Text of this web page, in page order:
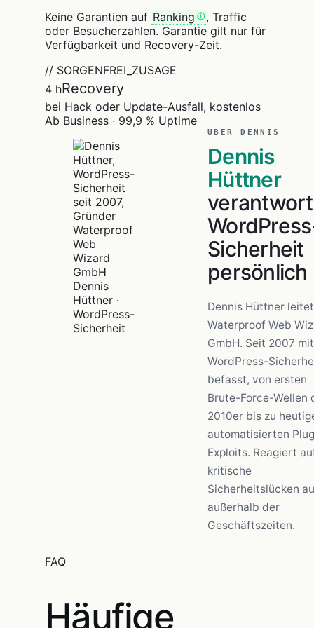
Keine Garantien auf Ranking
, Traffic
oder Besucherzahlen. Garantie gilt nur für
Verfügbarkeit und Recovery-Zeit.
// SORGENFREI_ZUSAGE
4 hRecovery
bei Hack oder Update-Ausfall, kostenlos
Ab Business · 99,9 % Uptime
Dennis
Hüttner ·
WordPress-
Sicherheit
ÜBER DENNIS
Dennis
Hüttner
Sicherheit
persönlich
Dennis Hüttner leitet
Waterproof Web
GmbH. Seit 2007 mit
WordPress-
befasst, von ersten
Brute-Force-Wellen
2010er bis zu
automatisierten
Exploits. Reagiert
kritische
Sicherheitslücken
außerhalb der
Geschäftszeiten.
FAQ
Häufige